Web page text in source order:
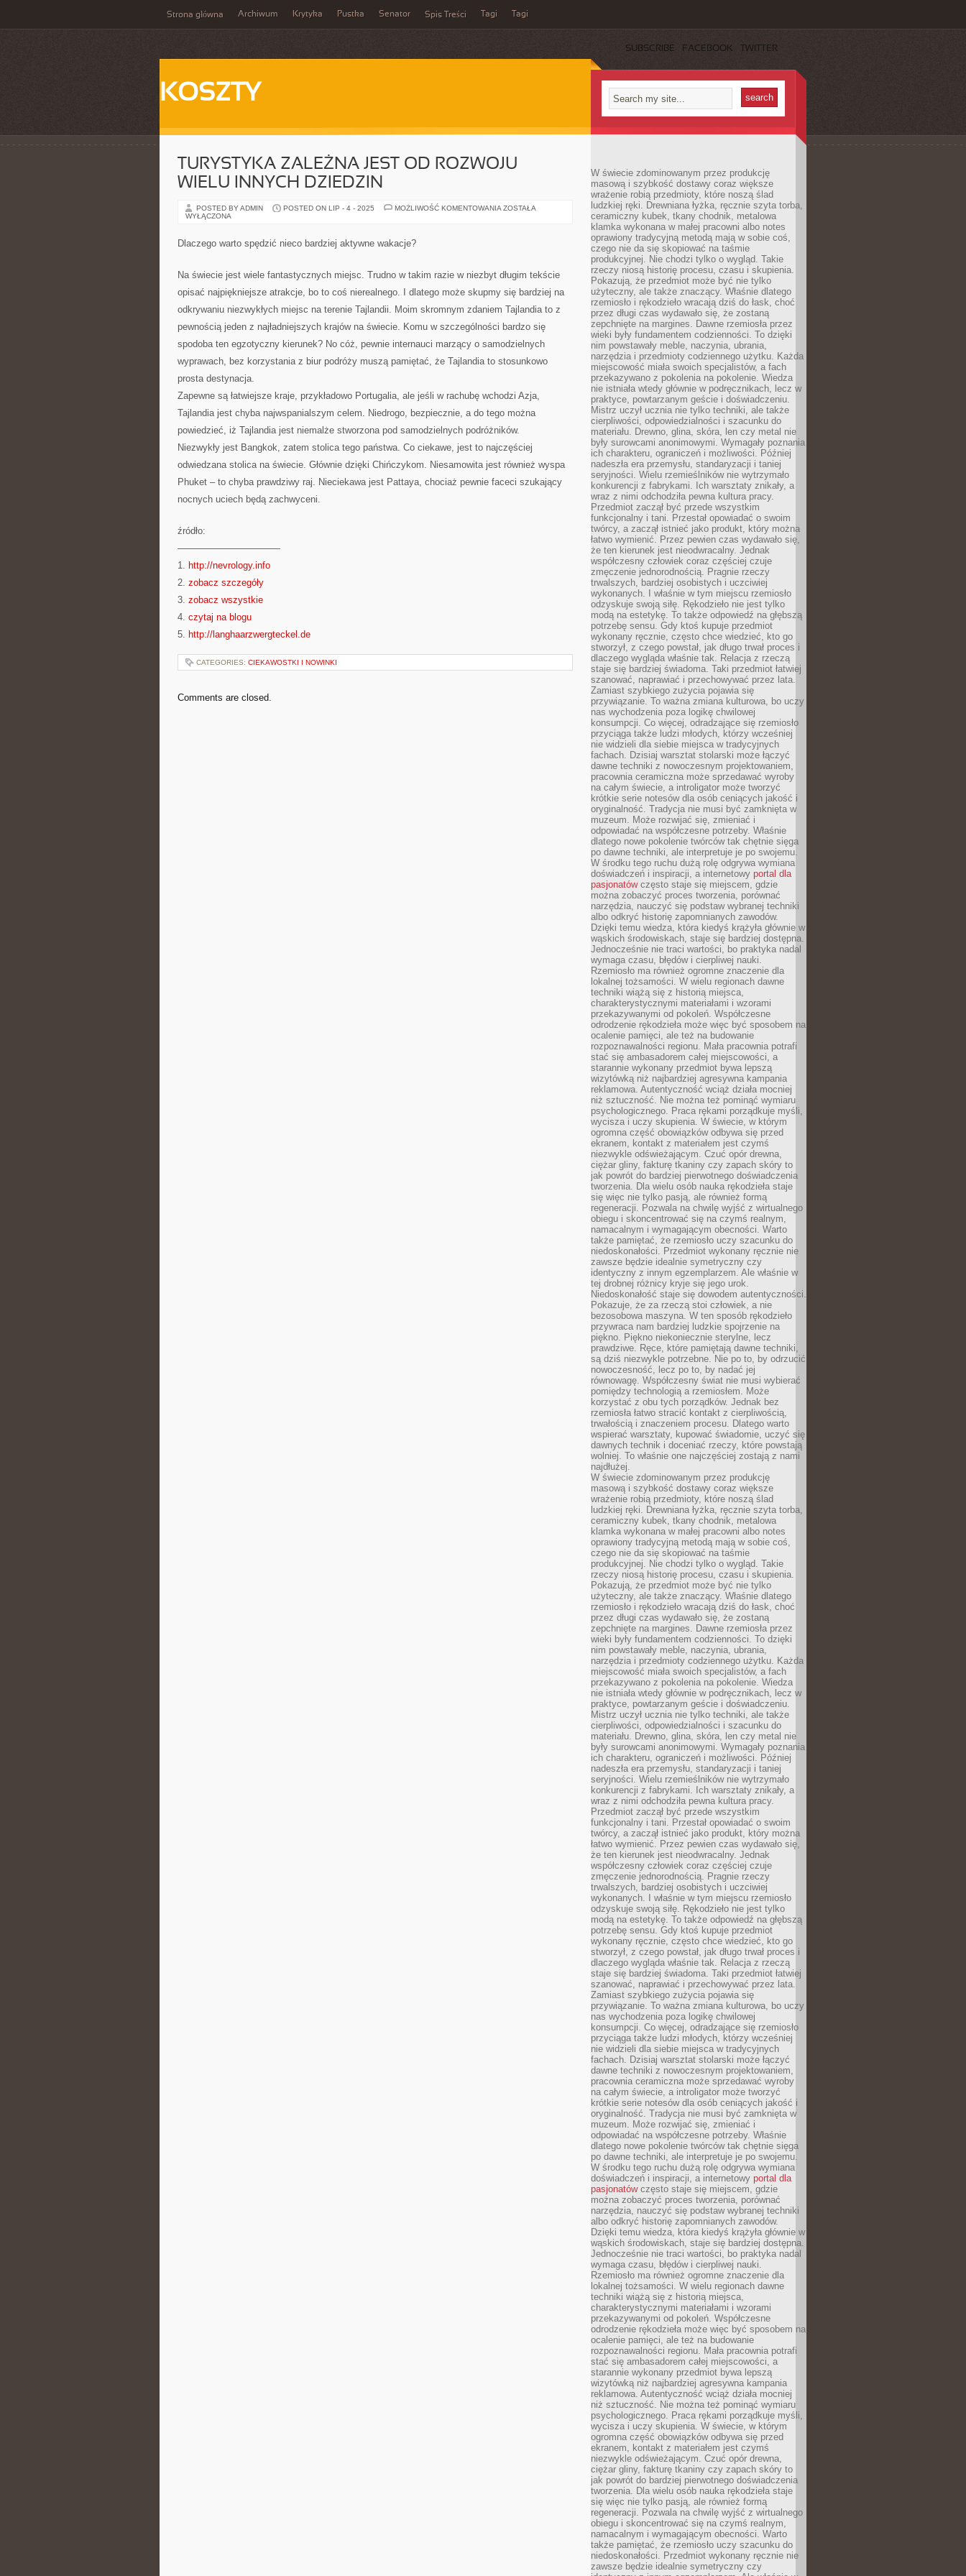
Strona główna Archiwum Krytyka Pustka Senator Spis Treści Tagi Tagi
SUBSCRIBE FACEBOOK TWITTER
KOSZTY
TURYSTYKA ZALEŻNA JEST OD ROZWOJU
WIELU INNYCH DZIEDZIN
POSTED BY ADMIN POSTED ON LIP - 4 - 2025 MOŻLIWOŚĆ KOMENTOWANIA TURYSTYKA
ZOSTAŁA
WYŁĄCZONA
Dlaczego warto spędzić nieco bardziej aktywne wakacje?
Na świecie jest wiele fantastycznych miejsc. Trudno w takim razie w niezbyt długim tekście
opisać najpiękniejsze atrakcje, bo to coś nierealnego. I dlatego może skupmy się bardziej na
odkrywaniu niezwykłych miejsc na terenie Tajlandii. Moim skromnym zdaniem Tajlandia to z
pewnością jeden z najładniejszych krajów na świecie. Komu w szczególności bardzo się
spodoba ten egzotyczny kierunek? No cóż, pewnie internauci marzący o samodzielnych
wyprawach, bez korzystania z biur podróży muszą pamiętać, że Tajlandia to stosunkowo
prosta destynacja.
Zapewne są łatwiejsze kraje, przykładowo Portugalia, ale jeśli w rachubę wchodzi Azja,
Tajlandia jest chyba najwspanialszym celem. Niedrogo, bezpiecznie, a do tego można
powiedzieć, iż Tajlandia jest niemalże stworzona pod samodzielnych podróżników.
Niezwykły jest Bangkok, zatem stolica tego państwa. Co ciekawe, jest to najczęściej
odwiedzana stolica na świecie. Głównie dzięki Chińczykom. Niesamowita jest również wyspa
Phuket – to chyba prawdziwy raj. Nieciekawa jest Pattaya, chociaż pewnie faceci szukający
nocnych uciech będą zachwyceni.
źródło:
———————————
1. http://nevrology.info
2. zobacz szczegóły
3. zobacz wszystkie
4. czytaj na blogu
5. http://langhaarzwergteckel.de
CATEGORIES: CIEKAWOSTKI I NOWINKI
Comments are closed.
W świecie zdominowanym przez produkcję
masową i szybkość dostawy coraz większe
wrażenie robią przedmioty, które noszą ślad
ludzkiej ręki. Drewniana łyżka, ręcznie szyta torba,
ceramiczny kubek, tkany chodnik, metalowa
klamka wykonana w małej pracowni albo notes
oprawiony tradycyjną metodą mają w sobie coś,
czego nie da się skopiować na taśmie
produkcyjnej. Nie chodzi tylko o wygląd. Takie
rzeczy niosą historię procesu, czasu i skupienia.
Pokazują, że przedmiot może być nie tylko
użyteczny, ale także znaczący. Właśnie dlatego
rzemiosło i rękodzieło wracają dziś do łask, choć
przez długi czas wydawało się, że zostaną
zepchnięte na margines. Dawne rzemiosła przez
wieki były fundamentem codzienności. To dzięki
nim powstawały meble, naczynia, ubrania,
narzędzia i przedmioty codziennego użytku. Każda
miejscowość miała swoich specjalistów, a fach
przekazywano z pokolenia na pokolenie. Wiedza
nie istniała wtedy głównie w podręcznikach, lecz w
praktyce, powtarzanym geście i doświadczeniu.
Mistrz uczył ucznia nie tylko techniki, ale także
cierpliwości, odpowiedzialności i szacunku do
materiału. Drewno, glina, skóra, len czy metal nie
były surowcami anonimowymi. Wymagały poznania
ich charakteru, ograniczeń i możliwości. Później
nadeszła era przemysłu, standaryzacji i taniej
seryjności. Wielu rzemieślników nie wytrzymało
konkurencji z fabrykami. Ich warsztaty znikały, a
wraz z nimi odchodziła pewna kultura pracy.
Przedmiot zaczął być przede wszystkim
funkcjonalny i tani. Przestał opowiadać o swoim
twórcy, a zaczął istnieć jako produkt, który można
łatwo wymienić. Przez pewien czas wydawało się,
że ten kierunek jest nieodwracalny. Jednak
współczesny człowiek coraz częściej czuje
zmęczenie jednorodnością. Pragnie rzeczy
trwalszych, bardziej osobistych i uczciwiej
wykonanych. I właśnie w tym miejscu rzemiosło
odzyskuje swoją siłę. Rękodzieło nie jest tylko
modą na estetykę. To także odpowiedź na głębszą
potrzebę sensu. Gdy ktoś kupuje przedmiot
wykonany ręcznie, często chce wiedzieć, kto go
stworzył, z czego powstał, jak długo trwał proces i
dlaczego wygląda właśnie tak. Relacja z rzeczą
staje się bardziej świadoma. Taki przedmiot łatwiej
szanować, naprawiać i przechowywać przez lata.
Zamiast szybkiego zużycia pojawia się
przywiązanie. To ważna zmiana kulturowa, bo uczy
nas wychodzenia poza logikę chwilowej
konsumpcji. Co więcej, odradzające się rzemiosło
przyciąga także ludzi młodych, którzy wcześniej
nie widzieli dla siebie miejsca w tradycyjnych
fachach. Dzisiaj warsztat stolarski może łączyć
dawne techniki z nowoczesnym projektowaniem,
pracownia ceramiczna może sprzedawać wyroby
na całym świecie, a introligator może tworzyć
krótkie serie notesów dla osób ceniących jakość i
oryginalność. Tradycja nie musi być zamknięta w
muzeum. Może rozwijać się, zmieniać i
odpowiadać na współczesne potrzeby. Właśnie
dlatego nowe pokolenie twórców tak chętnie sięga
po dawne techniki, ale interpretuje je po swojemu.
W środku tego ruchu dużą rolę odgrywa wymiana
doświadczeń i inspiracji, a internetowy portal dla
pasjonatówczęsto staje się miejscem, gdzie
można zobaczyć proces tworzenia, porównać
narzędzia, nauczyć się podstaw wybranej techniki
albo odkryć historię zapomnianych zawodów.
Dzięki temu wiedza, która kiedyś krążyła głównie w
wąskich środowiskach, staje się bardziej dostępna.
Jednocześnie nie traci wartości, bo praktyka nadal
wymaga czasu, błędów i cierpliwej nauki.
Rzemiosło ma również ogromne znaczenie dla
lokalnej tożsamości. W wielu regionach dawne
techniki wiążą się z historią miejsca,
charakterystycznymi materiałami i wzorami
przekazywanymi od pokoleń. Współczesne
odrodzenie rękodzieła może więc być sposobem na
ocalenie pamięci, ale też na budowanie
rozpoznawalności regionu. Mała pracownia potrafi
stać się ambasadorem całej miejscowości, a
starannie wykonany przedmiot bywa lepszą
wizytówką niż najbardziej agresywna kampania
reklamowa. Autentyczność wciąż działa mocniej
niż sztuczność. Nie można też pominąć wymiaru
psychologicznego. Praca rękami porządkuje myśli,
wycisza i uczy skupienia. W świecie, w którym
ogromna część obowiązków odbywa się przed
ekranem, kontakt z materiałem jest czymś
niezwykle odświeżającym. Czuć opór drewna,
ciężar gliny, fakturę tkaniny czy zapach skóry to
jak powrót do bardziej pierwotnego doświadczenia
tworzenia. Dla wielu osób nauka rękodzieła staje
się więc nie tylko pasją, ale również formą
regeneracji. Pozwala na chwilę wyjść z wirtualnego
obiegu i skoncentrować się na czymś realnym,
namacalnym i wymagającym obecności. Warto
także pamiętać, że rzemiosło uczy szacunku do
niedoskonałości. Przedmiot wykonany ręcznie nie
zawsze będzie idealnie symetryczny czy
identyczny z innym egzemplarzem. Ale właśnie w
tej drobnej różnicy kryje się jego urok.
Niedoskonałość staje się dowodem autentyczności.
Pokazuje, że za rzeczą stoi człowiek, a nie
bezosobowa maszyna. W ten sposób rękodzieło
przywraca nam bardziej ludzkie spojrzenie na
piękno. Piękno niekoniecznie sterylne, lecz
prawdziwe. Ręce, które pamiętają dawne techniki,
są dziś niezwykle potrzebne. Nie po to, by odrzucić
nowoczesność, lecz po to, by nadać jej
równowagę. Współczesny świat nie musi wybierać
pomiędzy technologią a rzemiosłem. Może
korzystać z obu tych porządków. Jednak bez
rzemiosła łatwo stracić kontakt z cierpliwością,
trwałością i znaczeniem procesu. Dlatego warto
wspierać warsztaty, kupować świadomie, uczyć się
dawnych technik i doceniać rzeczy, które powstają
wolniej. To właśnie one najczęściej zostają z nami
najdłużej.
W świecie zdominowanym przez produkcję
masową i szybkość dostawy coraz większe
wrażenie robią przedmioty, które noszą ślad
ludzkiej ręki. Drewniana łyżka, ręcznie szyta torba,
ceramiczny kubek, tkany chodnik, metalowa
klamka wykonana w małej pracowni albo notes
oprawiony tradycyjną metodą mają w sobie coś,
czego nie da się skopiować na taśmie
produkcyjnej. Nie chodzi tylko o wygląd. Takie
rzeczy niosą historię procesu, czasu i skupienia.
Pokazują, że przedmiot może być nie tylko
użyteczny, ale także znaczący. Właśnie dlatego
rzemiosło i rękodzieło wracają dziś do łask, choć
przez długi czas wydawało się, że zostaną
zepchnięte na margines. Dawne rzemiosła przez
wieki były fundamentem codzienności. To dzięki
nim powstawały meble, naczynia, ubrania,
narzędzia i przedmioty codziennego użytku. Każda
miejscowość miała swoich specjalistów, a fach
przekazywano z pokolenia na pokolenie. Wiedza
nie istniała wtedy głównie w podręcznikach, lecz w
praktyce, powtarzanym geście i doświadczeniu.
Mistrz uczył ucznia nie tylko techniki, ale także
cierpliwości, odpowiedzialności i szacunku do
materiału. Drewno, glina, skóra, len czy metal nie
były surowcami anonimowymi. Wymagały poznania
ich charakteru, ograniczeń i możliwości. Później
nadeszła era przemysłu, standaryzacji i taniej
seryjności. Wielu rzemieślników nie wytrzymało
konkurencji z fabrykami. Ich warsztaty znikały, a
wraz z nimi odchodziła pewna kultura pracy.
Przedmiot zaczął być przede wszystkim
funkcjonalny i tani. Przestał opowiadać o swoim
twórcy, a zaczął istnieć jako produkt, który można
łatwo wymienić. Przez pewien czas wydawało się,
że ten kierunek jest nieodwracalny. Jednak
współczesny człowiek coraz częściej czuje
zmęczenie jednorodnością. Pragnie rzeczy
trwalszych, bardziej osobistych i uczciwiej
wykonanych. I właśnie w tym miejscu rzemiosło
odzyskuje swoją siłę. Rękodzieło nie jest tylko
modą na estetykę. To także odpowiedź na głębszą
potrzebę sensu. Gdy ktoś kupuje przedmiot
wykonany ręcznie, często chce wiedzieć, kto go
stworzył, z czego powstał, jak długo trwał proces i
dlaczego wygląda właśnie tak. Relacja z rzeczą
staje się bardziej świadoma. Taki przedmiot łatwiej
szanować, naprawiać i przechowywać przez lata.
Zamiast szybkiego zużycia pojawia się
przywiązanie. To ważna zmiana kulturowa, bo uczy
nas wychodzenia poza logikę chwilowej
konsumpcji. Co więcej, odradzające się rzemiosło
przyciąga także ludzi młodych, którzy wcześniej
nie widzieli dla siebie miejsca w tradycyjnych
fachach. Dzisiaj warsztat stolarski może łączyć
dawne techniki z nowoczesnym projektowaniem,
pracownia ceramiczna może sprzedawać wyroby
na całym świecie, a introligator może tworzyć
krótkie serie notesów dla osób ceniących jakość i
oryginalność. Tradycja nie musi być zamknięta w
muzeum. Może rozwijać się, zmieniać i
odpowiadać na współczesne potrzeby. Właśnie
dlatego nowe pokolenie twórców tak chętnie sięga
po dawne techniki, ale interpretuje je po swojemu.
W środku tego ruchu dużą rolę odgrywa wymiana
doświadczeń i inspiracji, a internetowy portal dla
pasjonatówczęsto staje się miejscem, gdzie
można zobaczyć proces tworzenia, porównać
narzędzia, nauczyć się podstaw wybranej techniki
albo odkryć historię zapomnianych zawodów.
Dzięki temu wiedza, która kiedyś krążyła głównie w
wąskich środowiskach, staje się bardziej dostępna.
Jednocześnie nie traci wartości, bo praktyka nadal
wymaga czasu, błędów i cierpliwej nauki.
Rzemiosło ma również ogromne znaczenie dla
lokalnej tożsamości. W wielu regionach dawne
techniki wiążą się z historią miejsca,
charakterystycznymi materiałami i wzorami
przekazywanymi od pokoleń. Współczesne
odrodzenie rękodzieła może więc być sposobem na
ocalenie pamięci, ale też na budowanie
rozpoznawalności regionu. Mała pracownia potrafi
stać się ambasadorem całej miejscowości, a
starannie wykonany przedmiot bywa lepszą
wizytówką niż najbardziej agresywna kampania
reklamowa. Autentyczność wciąż działa mocniej
niż sztuczność. Nie można też pominąć wymiaru
psychologicznego. Praca rękami porządkuje myśli,
wycisza i uczy skupienia. W świecie, w którym
ogromna część obowiązków odbywa się przed
ekranem, kontakt z materiałem jest czymś
niezwykle odświeżającym. Czuć opór drewna,
ciężar gliny, fakturę tkaniny czy zapach skóry to
jak powrót do bardziej pierwotnego doświadczenia
tworzenia. Dla wielu osób nauka rękodzieła staje
się więc nie tylko pasją, ale również formą
regeneracji. Pozwala na chwilę wyjść z wirtualnego
obiegu i skoncentrować się na czymś realnym,
namacalnym i wymagającym obecności. Warto
także pamiętać, że rzemiosło uczy szacunku do
niedoskonałości. Przedmiot wykonany ręcznie nie
zawsze będzie idealnie symetryczny czy